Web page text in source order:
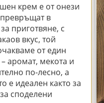
крем е от онези
в
приготвяне, с
вкус, той
от един
аромат, мекота и
по-лесно, а
е идеален както за
споделени